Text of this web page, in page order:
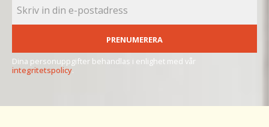
PRENUMERERA
Dina personuppgifter behandlas i enlighet med vår
integritetspolicy.